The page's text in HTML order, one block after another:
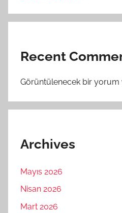
Recent
Görüntülenecek bir yorum
Archives
Mayıs 2026
Nisan 2026
Mart 2026